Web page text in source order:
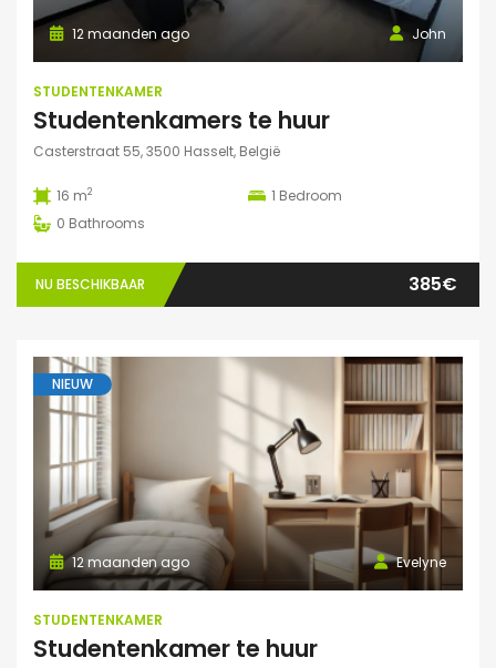
John
12 maanden ago
STUDENTENKAMER
Studentenkamers te huur
Casterstraat 55, 3500 Hasselt, België
16 m2 1 Bedroom
0 Bathrooms
NU BESCHIKBAAR 385€
NIEUW
Evelyne
12 maanden ago
STUDENTENKAMER
Studentenkamer te huur